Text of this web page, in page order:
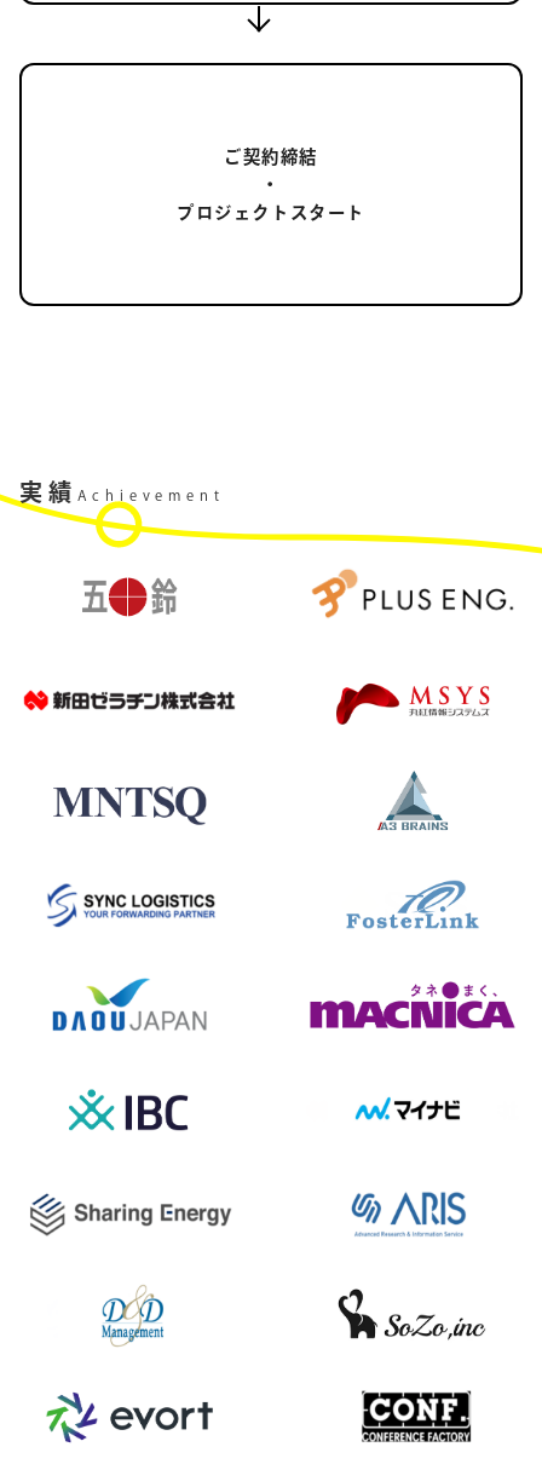
ご契約締結
・
プロジェクトスタート
実績 Achievement